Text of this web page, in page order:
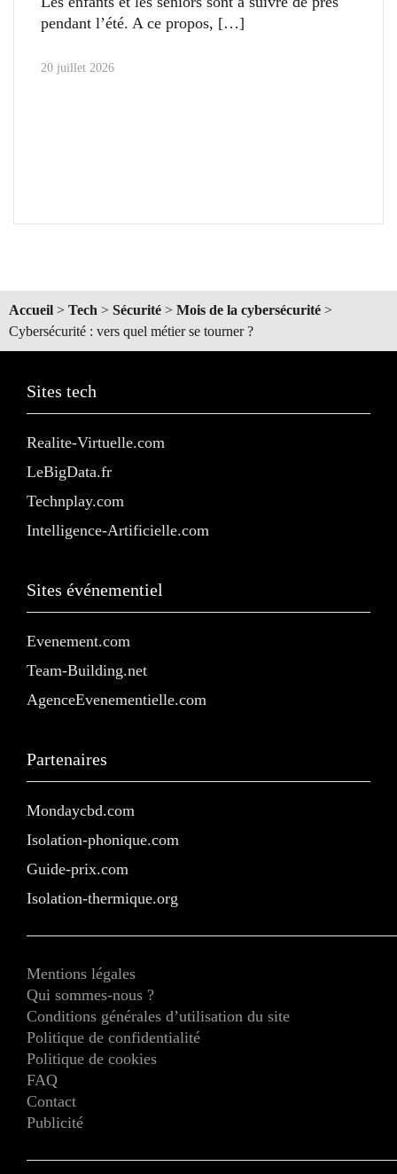
pendant l’été. A ce propos,
20 juillet 2026
Accueil > Tech > Sécurité > Mois de la cybersécurité >
Cybersécurité : vers quel métier se tourner ?
Sites tech
Realite-Virtuelle.com
LeBigData.fr
Technplay.com
Intelligence-Artificielle.com
Sites événementiel
Evenement.com
Team-Building.net
AgenceEvenementielle.com
Partenaires
Mondaycbd.com
Isolation-phonique.com
Guide-prix.com
Isolation-thermique.org
Mentions légales
Qui sommes-nous ?
Conditions générales d’utilisation du site
Politique de confidentialité
Politique de cookies
FAQ
Contact
Publicité